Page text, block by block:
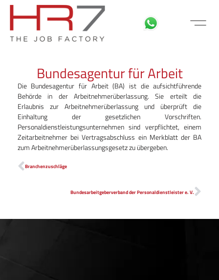
Bundesagentur für Arbeit
Die Bundesagentur für Arbeit (BA) ist die aufsichtführende
Behörde in der Arbeitnehmerüberlassung. Sie erteilt die
Erlaubnis zur Arbeitnehmerüberlassung und überprüft die
Einhaltung der gesetzlichen Vorschriften.
Personaldienstleistungs­unternehmen sind verpflichtet, einem
Zeitarbeitnehmer bei Vertragsabschluss ein Merkblatt der BA
zum Arbeitnehmerüberlassungsgesetz zu übergeben.
Branchenzuschläge
Bundesarbeitgeberverband der Personaldienstleister e. V.